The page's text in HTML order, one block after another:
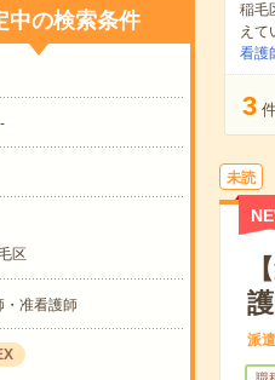
中の検索条件
区
・准看護師
稲毛
えて
看護
3
未読
派